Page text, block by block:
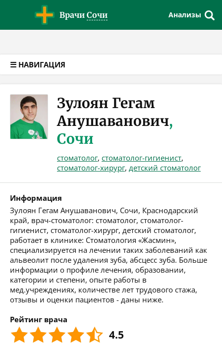
Врачи Сочи Анализы
☰ НАВИГАЦИЯ
Зулоян Гегам
Анушаванович,
Сочи
стоматолог, стоматолог-гигиенист,
стоматолог-хирург, детский стоматолог
Информация
Зулоян Гегам Анушаванович, Сочи, Краснодарский
край, врач-стоматолог: стоматолог, стоматолог-
гигиенист, стоматолог-хирург, детский стоматолог,
работает в клинике: Стоматология «Жасмин»,
специализируется на лечении таких заболеваний как
альвеолит после удаления зуба, абсцесс зуба. Больше
информации о профиле лечения, образовании,
категории и степени, опыте работы в
мед.учреждениях, количестве лет трудового стажа,
отзывы и оценки пациентов - даны ниже.
Рейтинг врача
4.5